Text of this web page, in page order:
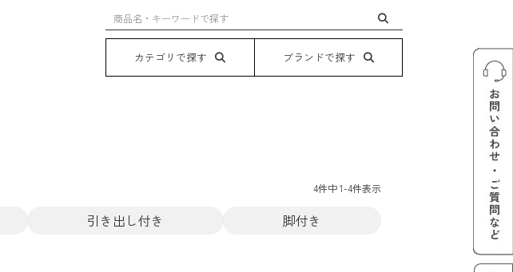
カテゴリで探す ブランドで探す
4件中 1-4件表示
引き出し付き 脚付き